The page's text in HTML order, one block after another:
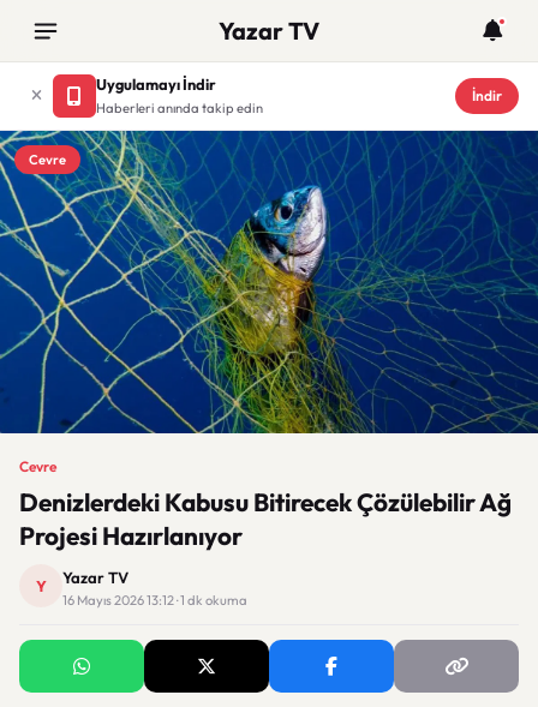
Yazar TV
Uygulamayı İndir
Haberleri anında takip edin
İndir
Cevre
Cevre
Denizlerdeki Kabusu Bitirecek Çözülebilir Ağ
Projesi Hazırlanıyor
Y Yazar TV
16 Mayıs 2026 13:12 · 1 dk okuma